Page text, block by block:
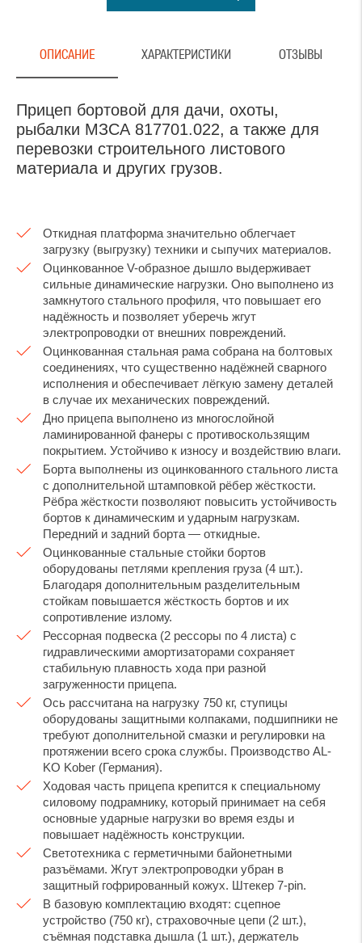
ОПИСАНИЕ ХАРАКТЕРИСТИКИ ОТЗЫВЫ
Прицеп бортовой для дачи, охоты,
рыбалки МЗСА 817701.022, а также для
перевозки строительного листового
материала и других грузов.
Откидная платформа значительно облегчает
загрузку (выгрузку) техники и сыпучих материалов.
Оцинкованное V-образное дышло выдерживает
сильные динамические нагрузки. Оно выполнено из
замкнутого стального профиля, что повышает его
надёжность и позволяет уберечь жгут
электропроводки от внешних повреждений.
Оцинкованная стальная рама собрана на болтовых
соединениях, что существенно надёжней сварного
исполнения и обеспечивает лёгкую замену деталей
в случае их механических повреждений.
Дно прицепа выполнено из многослойной
ламинированной фанеры с противоскользящим
покрытием. Устойчиво к износу и воздействию влаги.
Борта выполнены из оцинкованного стального листа
с дополнительной штамповкой рёбер жёсткости.
Рёбра жёсткости позволяют повысить устойчивость
бортов к динамическим и ударным нагрузкам.
Передний и задний борта — откидные.
Оцинкованные стальные стойки бортов
оборудованы петлями крепления груза (4 шт.).
Благодаря дополнительным разделительным
стойкам повышается жёсткость бортов и их
сопротивление излому.
Рессорная подвеска (2 рессоры по 4 листа) с
гидравлическими амортизаторами сохраняет
стабильную плавность хода при разной
загруженности прицепа.
Ось рассчитана на нагрузку 750 кг, ступицы
оборудованы защитными колпаками, подшипники не
требуют дополнительной смазки и регулировки на
протяжении всего срока службы. Производство AL-
KO Kober (Германия).
Ходовая часть прицепа крепится к специальному
силовому подрамнику, который принимает на себя
основные ударные нагрузки во время езды и
повышает надёжность конструкции.
Светотехника с герметичными байонетными
разъёмами. Жгут электропроводки убран в
защитный гофрированный кожух. Штекер 7-pin.
В базовую комплектацию входят: сцепное
устройство (750 кг), страховочные цепи (2 шт.),
съёмная подставка дышла (1 шт.), держатель